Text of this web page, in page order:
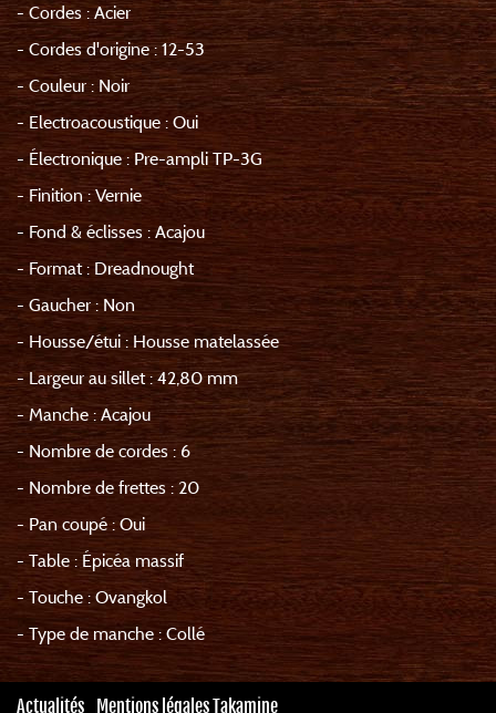
- Cordes : Acier
- Cordes d'origine : 12-53
- Couleur : Noir
- Electroacoustique : Oui
- Électronique : Pre-ampli TP-3G
- Finition : Vernie
- Fond & éclisses : Acajou
- Format : Dreadnought
- Gaucher : Non
- Housse/étui : Housse matelassée
- Largeur au sillet : 42,80 mm
- Manche : Acajou
- Nombre de cordes : 6
- Nombre de frettes : 20
- Pan coupé : Oui
- Table : Épicéa massif
- Touche : Ovangkol
- Type de manche : Collé
Actualités Mentions légales Takamine